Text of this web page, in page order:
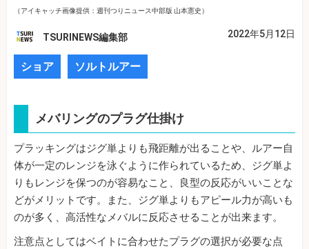
（アイキャッチ画像提供：週刊つりニュース中部版 山本憲史）
TSURINEWS編集部 2022年5月12日
ショア ソルトルアー
メバリングのプラグ仕掛け
プラッキングはジグ単よりも飛距離が出ることや、ルアー自
体が一定のレンジを泳ぐように作られているため、ジグ単よ
りもレンジを保つのが容易なこと、良型の反応がいいことな
どがメリットです。また、ジグ単よりもアピール力が高いも
のが多く、高活性なメバルに反応させることが出来ます。
注意点としてはベイトに合わせたプラグの選択が必要な点